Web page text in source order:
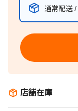
通常配送 /
店舗在庫